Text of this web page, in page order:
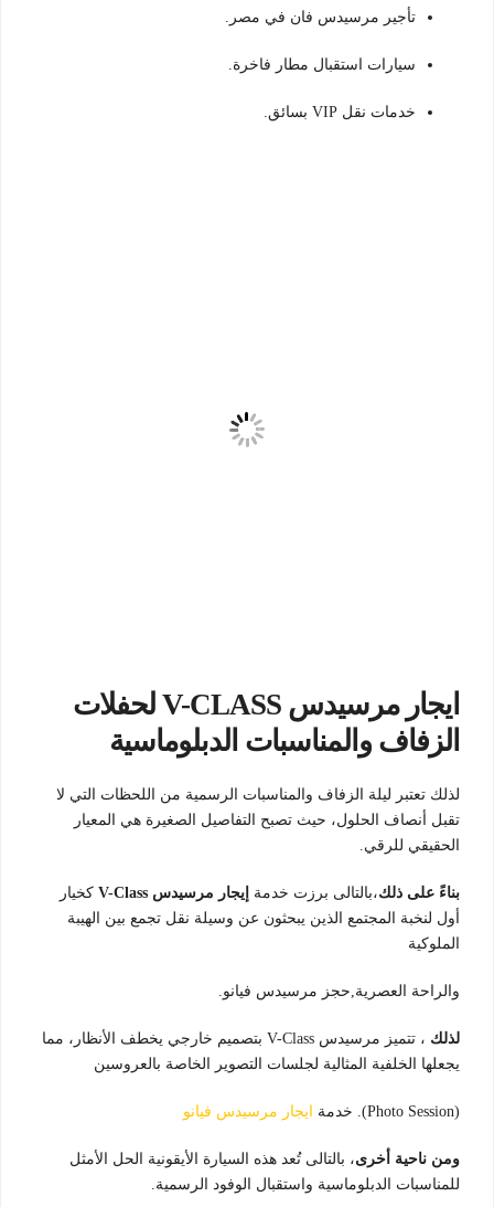
تأجير مرسيدس فان في مصر.
سيارات استقبال مطار فاخرة.
خدمات نقل VIP بسائق.
ايجار مرسيدس V-CLASS لحفلات
الزفاف والمناسبات الدبلوماسية
لذلك تعتبر ليلة الزفاف والمناسبات الرسمية من اللحظات التي لا
تقبل أنصاف الحلول، حيث تصبح التفاصيل الصغيرة هي المعيار
الحقيقي للرقي.
بناءً على ذلك،بالتالى برزت خدمة إيجار مرسيدس V-Class
كخيار
أول لنخبة المجتمع الذين يبحثون عن وسيلة نقل تجمع بين الهيبة
الملوكية
والراحة العصرية,حجز مرسيدس فيانو.
لذلك
، تتميز مرسيدس V-Class بتصميم خارجي يخطف الأنظار، مما
يجعلها الخلفية المثالية لجلسات التصوير الخاصة بالعروسين
(Photo Session). خدمة ايجار مرسيدس فيانو
ومن ناحية أخرى، بالتالى تُعد هذه السيارة الأيقونية الحل الأمثل
للمناسبات الدبلوماسية واستقبال الوفود الرسمية.